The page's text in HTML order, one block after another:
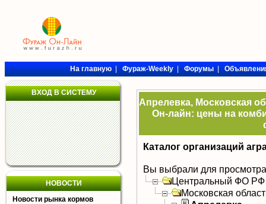
На главную|Фураж-Weekly|Форумы|
ВХОД В СИСТЕМУ
НОВОСТИ
Новости рынка кормов
Апрелевка, Московская
Он-лайн: цены на
Каталог организаций
Вы выбрали для
Центральный ФО РФ
Московская